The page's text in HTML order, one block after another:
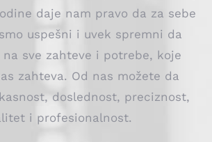
daje nam pravo da za sebe
uspešni i uvek spremni da
na sve zahteve i potrebe, koje
zahteva. Od nas možete da
doslednost, preciznost,
i profesionalnost.